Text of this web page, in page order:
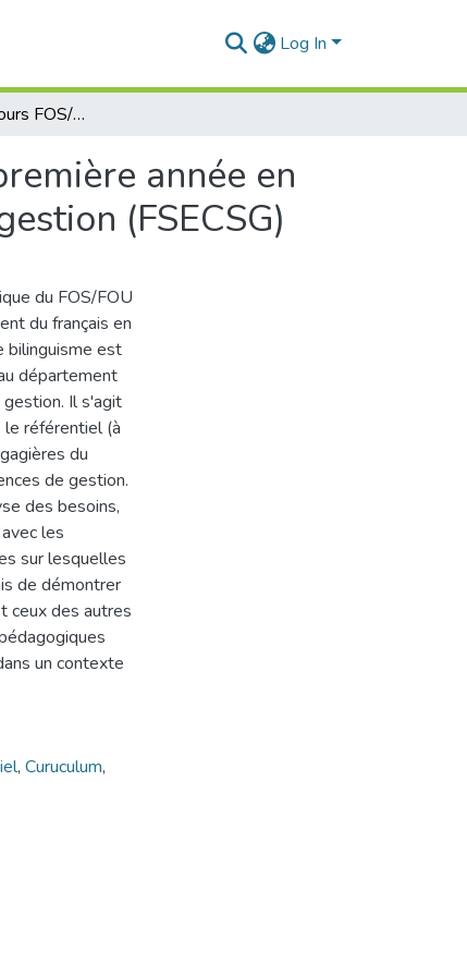
Log In
Proposition de cours FOS/FOU pour les sections de première année en sciences économiques, commerciales et sciences de gestion (FSECSG)
année en
(FSECSG)
du FOS/FOU
du français en
bilinguisme est
département
Il s'agit
le référentiel (à
du
de gestion.
des besoins,
les
sur lesquelles
de démontrer
ceux des autres
un contexte
, Curuculum,